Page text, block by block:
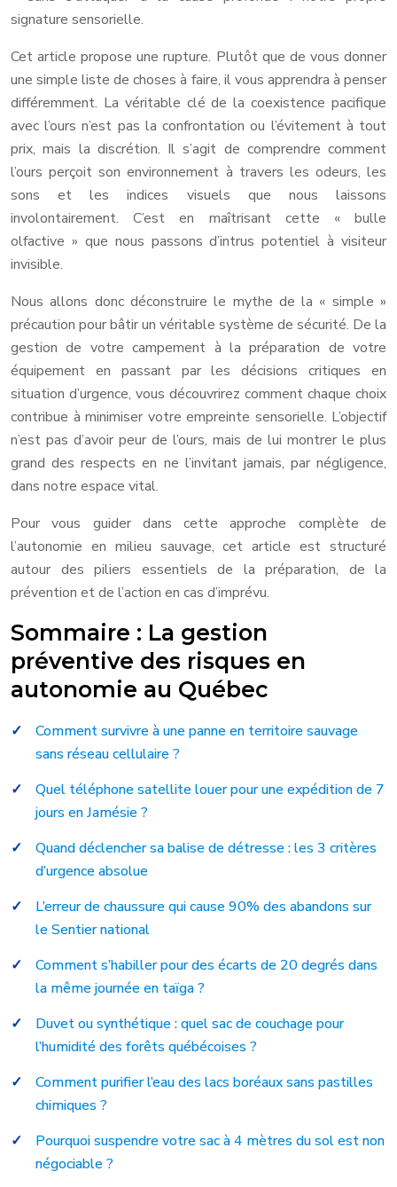
signature sensorielle.
Cet article propose une rupture. Plutôt que de vous donner
une simple liste de choses à faire, il vous apprendra à penser
différemment. La véritable clé de la coexistence pacifique
avec l’ours n’est pas la confrontation ou l’évitement à tout
prix, mais la discrétion. Il s’agit de comprendre comment
l’ours perçoit son environnement à travers les odeurs, les
sons et les indices visuels que nous laissons
involontairement. C’est en maîtrisant cette « bulle
olfactive » que nous passons d’intrus potentiel à visiteur
invisible.
Nous allons donc déconstruire le mythe de la « simple »
précaution pour bâtir un véritable système de sécurité. De la
gestion de votre campement à la préparation de votre
équipement en passant par les décisions critiques en
situation d’urgence, vous découvrirez comment chaque choix
contribue à minimiser votre empreinte sensorielle. L’objectif
n’est pas d’avoir peur de l’ours, mais de lui montrer le plus
grand des respects en ne l’invitant jamais, par négligence,
dans notre espace vital.
Pour vous guider dans cette approche complète de
l’autonomie en milieu sauvage, cet article est structuré
autour des piliers essentiels de la préparation, de la
prévention et de l’action en cas d’imprévu.
Sommaire : La gestion
préventive des risques en
autonomie au Québec
Comment survivre à une panne en territoire sauvage
sans réseau cellulaire ?
Quel téléphone satellite louer pour une expédition de 7
jours en Jamésie ?
Quand déclencher sa balise de détresse : les 3 critères
d’urgence absolue
L’erreur de chaussure qui cause 90% des abandons sur
le Sentier national
Comment s’habiller pour des écarts de 20 degrés dans
la même journée en taïga ?
Duvet ou synthétique : quel sac de couchage pour
l’humidité des forêts québécoises ?
Comment purifier l’eau des lacs boréaux sans pastilles
chimiques ?
Pourquoi suspendre votre sac à 4 mètres du sol est non
négociable ?